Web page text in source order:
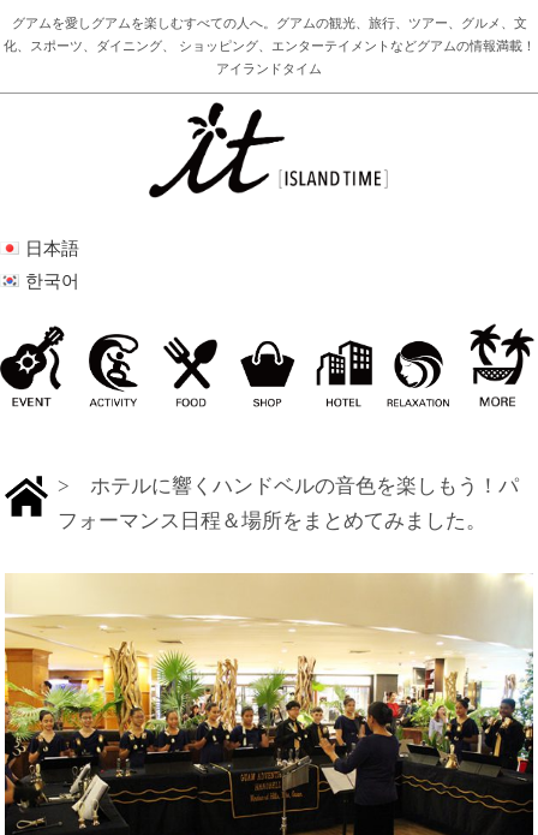
グアムを愛しグアムを楽しむすべての人へ。グアムの観光、旅行、ツアー、グルメ、文
化、スポーツ、ダイニング、 ショッピング、エンターテイメントなどグアムの情報満載！
アイランドタイム
日本語
한국어
> ホテルに響くハンドベルの音色を楽しもう！パ
フォーマンス日程＆場所をまとめてみました。